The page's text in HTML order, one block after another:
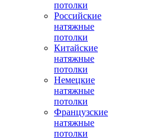
потолки
Российские
натяжные
потолки
Китайские
натяжные
потолки
Немецкие
натяжные
потолки
Французские
натяжные
потолки